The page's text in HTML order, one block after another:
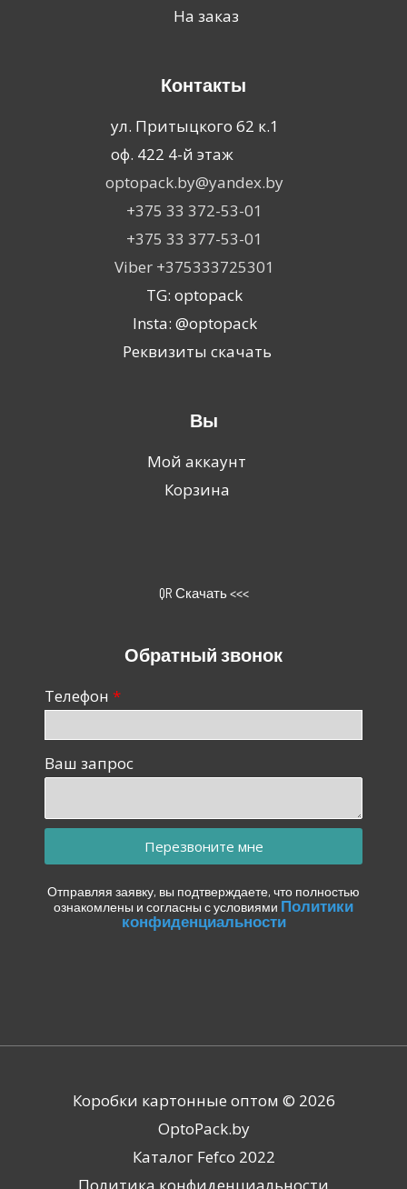
На заказ
Контакты
ул. Притыцкого 62 к.1
оф. 422 4-й этаж
optopack.by@yandex.by
+375 33 372-53-01
+375 33 377-53-01
Viber +375333725301
TG: optopack
Insta: @optopack
Реквизиты скачать
Вы
Мой аккаунт
Корзина
QR Скачать <<<
Обратный звонок
Телефон
Ваш запрос
Перезвоните мне
Отправляя заявку, вы подтверждаете, что полностью
ознакомлены и согласны с условиями Политики
конфиденциальности
Коробки картонные оптом © 2026
OptoPack.by
Каталог Fefco 2022
Политика конфиденциальности